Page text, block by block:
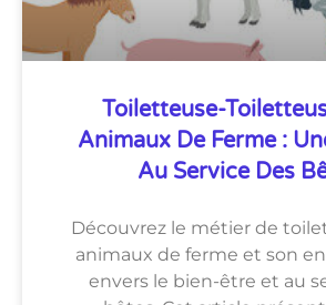
Toiletteuse-
Animaux De Ferme :
Au Service Des
Découvrez le métier de
animaux de ferme et son
envers le bien-être et au